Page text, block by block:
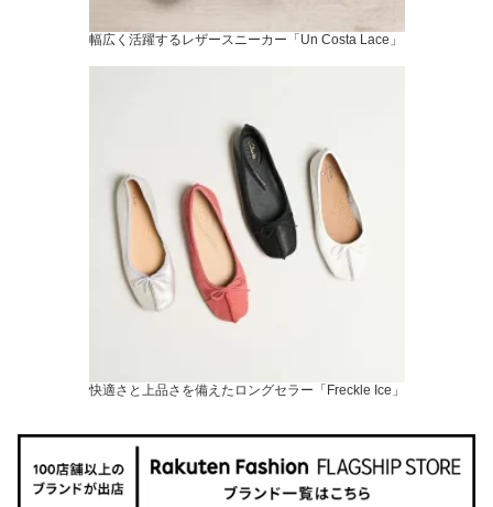
幅広く活躍するレザースニーカー「Un Costa Lace」
快適さと上品さを備えたロングセラー「Freckle Ice」